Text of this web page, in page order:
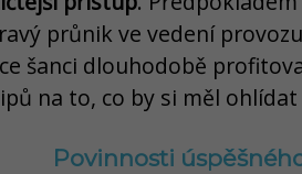
průnik ve vedení
šanci dlouhodobě
na to, co by si měl ohlídat
Povinnosti